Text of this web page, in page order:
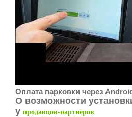
Оплата парковки через
О возможности
у продавцов-партнёров